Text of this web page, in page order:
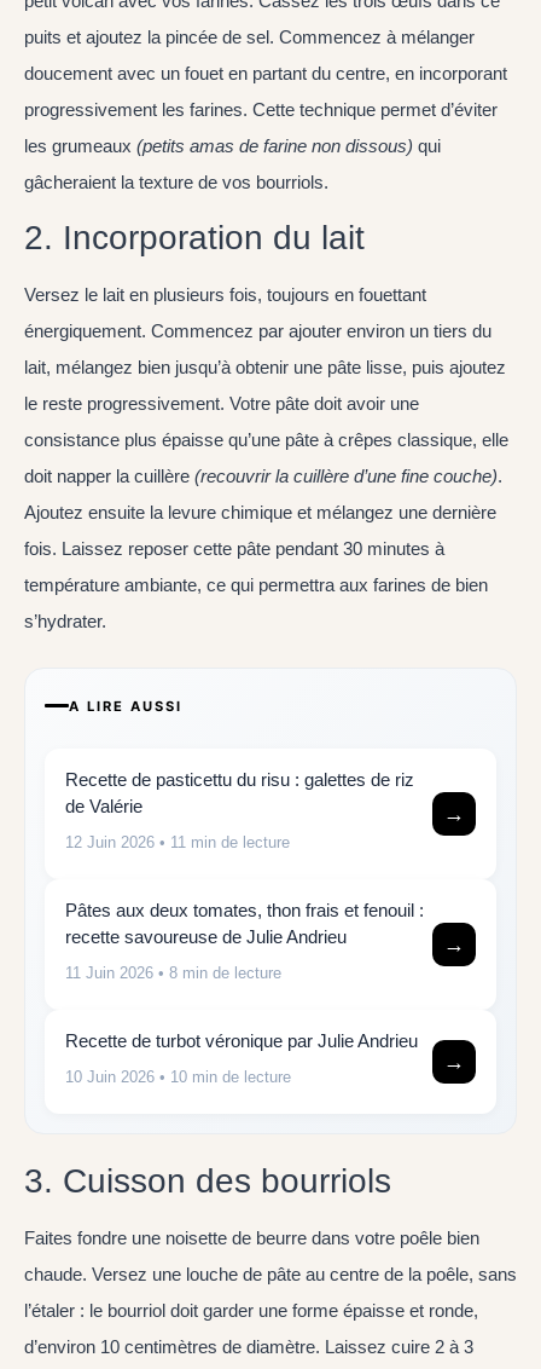
puits et ajoutez la pincée de sel. Commencez à mélanger
doucement avec un fouet en partant du centre, en incorporant
progressivement les farines. Cette technique permet d’éviter
les grumeaux (petits amas de farine non dissous) qui
gâcheraient la texture de vos bourriols.
2. Incorporation du lait
Versez le lait en plusieurs fois, toujours en fouettant
énergiquement. Commencez par ajouter environ un tiers du
lait, mélangez bien jusqu’à obtenir une pâte lisse, puis ajoutez
le reste progressivement. Votre pâte doit avoir une
consistance plus épaisse qu’une pâte à crêpes classique, elle
doit napper la cuillère (recouvrir la cuillère d’une fine couche).
Ajoutez ensuite la levure chimique et mélangez une dernière
fois. Laissez reposer cette pâte pendant 30 minutes à
température ambiante, ce qui permettra aux farines de bien
s’hydrater.
A LIRE AUSSI
Recette de pasticettu du risu : galettes de riz
de Valérie
12 Juin 2026 • 11 min de lecture
→
Pâtes aux deux tomates, thon frais et fenouil :
recette savoureuse de Julie Andrieu
11 Juin 2026 • 8 min de lecture
→
Recette de turbot véronique par Julie Andrieu
10 Juin 2026 • 10 min de lecture
→
3. Cuisson des bourriols
Faites fondre une noisette de beurre dans votre poêle bien
chaude. Versez une louche de pâte au centre de la poêle, sans
l’étaler : le bourriol doit garder une forme épaisse et ronde,
d’environ 10 centimètres de diamètre. Laissez cuire 2 à 3